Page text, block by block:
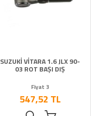
SUZUKİ VİTARA 1.6 JLX 90-
03 ROT BAŞI DIŞ
Fiyat 3
547,52 TL